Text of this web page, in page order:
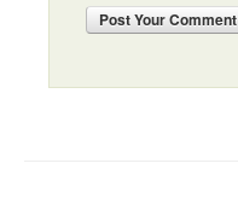
PostYour Comment